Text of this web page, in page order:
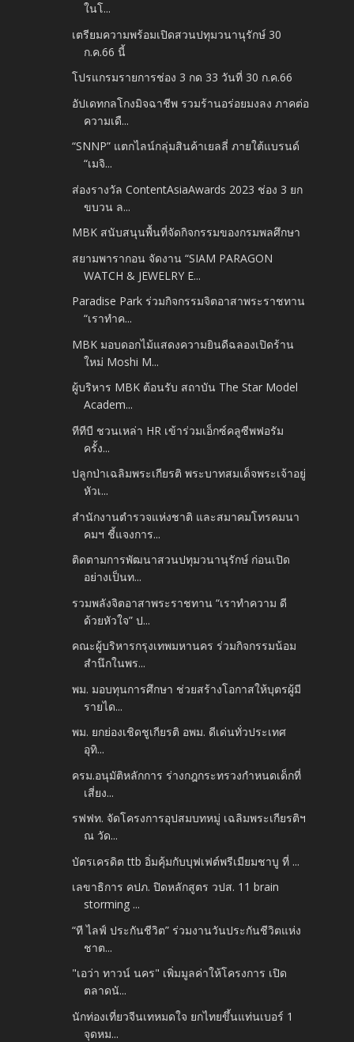
ในโ...
เตรียมความพร้อมเปิดสวนปทุมวนานุรักษ์ 30
ก.ค.66 นี้
โปรแกรมรายการช่อง 3 กด 33 วันที่ 30 ก.ค.66
อัปเดทกลโกงมิจฉาชีพ รวมร้านอร่อยมงลง ภาคต่อ
ความเดื...
“SNNP” แตกไลน์กลุ่มสินค้าเยลลี่ ภายใต้แบรนด์
“เมจิ...
ส่องรางวัล ContentAsiaAwards 2023 ช่อง 3 ยก
ขบวน ล...
MBK สนับสนุนพื้นที่จัดกิจกรรมของกรมพลศึกษา
สยามพารากอน จัดงาน “SIAM PARAGON
WATCH & JEWELRY E...
Paradise Park ร่วมกิจกรรมจิตอาสาพระราชทาน
“เราทำค...
MBK มอบดอกไม้แสดงความยินดีฉลองเปิดร้าน
ใหม่ Moshi M...
ผู้บริหาร MBK ต้อนรับ สถาบัน The Star Model
Academ...
ทีทีบี ชวนเหล่า HR เข้าร่วมเอ็กซ์คลูซีพฟอรัม
ครั้ง...
ปลูกป่าเฉลิมพระเกียรติ พระบาทสมเด็จพระเจ้าอยู่
หัวเ...
สำนักงานตำรวจแห่งชาติ และสมาคมโทรคมนา
คมฯ ชี้แจงการ...
ติดตามการพัฒนาสวนปทุมวนานุรักษ์ ก่อนเปิด
อย่างเป็นท...
รวมพลังจิตอาสาพระราชทาน “เราทำความ ดี
ด้วยหัวใจ” ป...
คณะผู้บริหารกรุงเทพมหานคร ร่วมกิจกรรมน้อม
สำนึกในพร...
พม. มอบทุนการศึกษา ช่วยสร้างโอกาสให้บุตรผู้มี
รายได...
พม. ยกย่องเชิดชูเกียรติ อพม. ดีเด่นทั่วประเทศ
อุทิ...
ครม.อนุมัติหลักการ ร่างกฎกระทรวงกำหนดเด็กที่
เสี่ยง...
รฟฟท. จัดโครงการอุปสมบทหมู่ เฉลิมพระเกียรติฯ
ณ วัด...
บัตรเครดิต ttb อิ่มคุ้มกับบุฟเฟต์พรีเมียมชาบู ที่ ...
เลขาธิการ คปภ. ปิดหลักสูตร วปส. 11 brain
storming ...
“ที ไลฟ์ ประกันชีวิต” ร่วมงานวันประกันชีวิตแห่ง
ชาต...
"เอว่า ทาวน์ นคร" เพิ่มมูลค่าให้โครงการ เปิด
ตลาดนั...
นักท่องเที่ยวจีนเทหมดใจ ยกไทยขึ้นแท่นเบอร์ 1
จุดหม...